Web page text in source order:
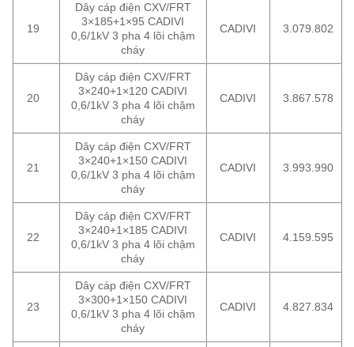
19
Dây cáp điện CXV/FRT
3×185+1×95 CADIVI
0,6/1kV 3 pha 4 lõi chậm
cháy
CADIVI 3.079.802
20
Dây cáp điện CXV/FRT
3×240+1×120 CADIVI
0,6/1kV 3 pha 4 lõi chậm
cháy
CADIVI 3.867.578
21
Dây cáp điện CXV/FRT
3×240+1×150 CADIVI
0,6/1kV 3 pha 4 lõi chậm
cháy
CADIVI 3.993.990
22
Dây cáp điện CXV/FRT
3×240+1×185 CADIVI
0,6/1kV 3 pha 4 lõi chậm
cháy
CADIVI 4.159.595
23
Dây cáp điện CXV/FRT
3×300+1×150 CADIVI
0,6/1kV 3 pha 4 lõi chậm
cháy
CADIVI 4.827.834